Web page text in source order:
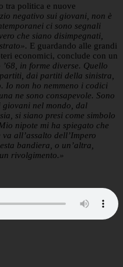
tra politica e nuove
negativo sui giovani, non è
ci sono segnali
che siano disimpegnati,
E guardando alle grandi
economici, conclude con un
in forme diverse. Quello
dai partiti della sinistra,
Io non ho nemmeno i codici
ne sono consapevole. Sono
giovani nel mondo, dal
si siano presi come simbolo
nipote mi ha spiegato che
all’assalto dell’Impero
bandiera, o un’altra,
rivolgimento.»